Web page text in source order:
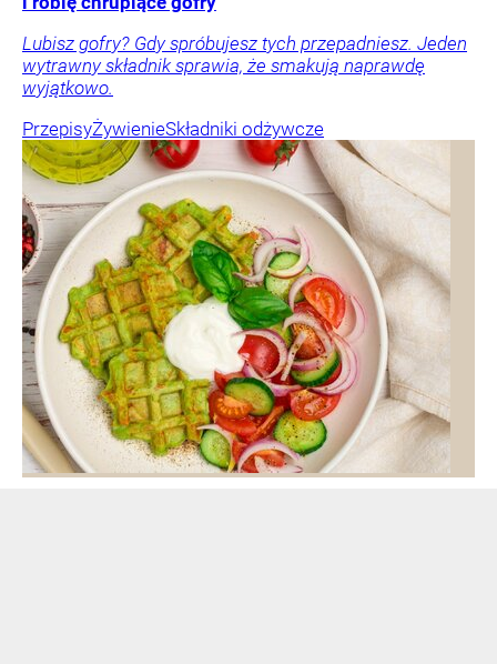
Lubisz gofry? Gdy spróbujesz tych przepadniesz. Jeden
wytrawny składnik sprawia, że smakują naprawdę
wyjątkowo.
PrzepisyŻywienieSkładniki odżywcze